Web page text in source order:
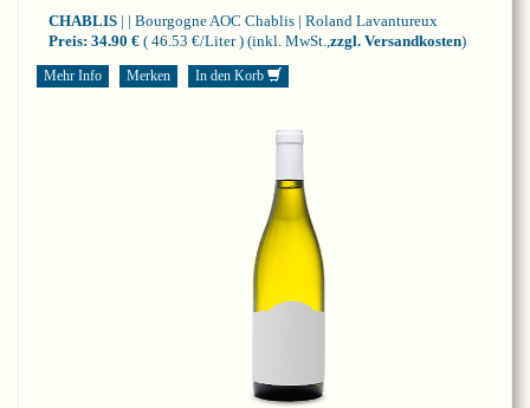
CHABLIS | | Bourgogne AOC Chablis | Roland Lavantureux
Preis: 34.90 € ( 46.53 €/Liter ) (inkl. MwSt., zzgl. Versandkosten)
Mehr Info Merken In den Korb